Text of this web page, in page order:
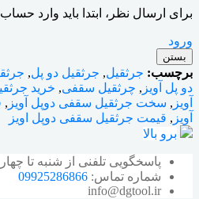
برای ارسال نظر، ابتدا باید وارد
ورود
بستن
برچسب: جرثقیل, جرثقیل دو پل,
دو پل آویز , چرثقیل سقفی, خرید
آویز , سخت جرثقیل سقفی دوپل آویز ,
آویز , قیمت جرثقیل سقفی دوپل اویز
برو بالا
پاسخگویی تلفنی از شنبه تا چهارشنبه
شماره تماس: 09925286866
info@dgtool.ir